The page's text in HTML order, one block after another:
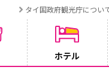
タイ国政府観光庁につい
ホテル